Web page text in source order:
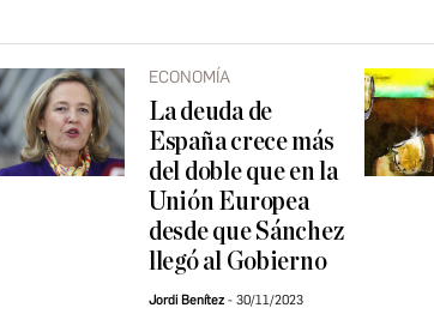
ECONOMÍA
La deuda de
España crece más
del doble que en la
Unión Europea
desde que Sánchez
llegó al Gobierno
Jordi Benítez 30/11/2023